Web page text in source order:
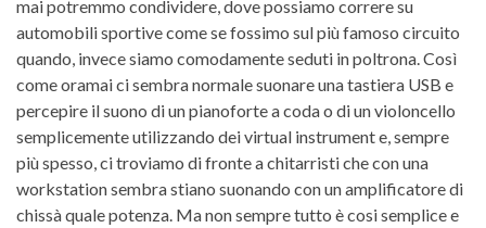
mai potremmo condividere, dove possiamo correre su
automobili sportive come se fossimo sul più famoso circuito
quando, invece siamo comodamente seduti in poltrona. Così
come oramai ci sembra normale suonare una tastiera USB e
percepire il suono di un pianoforte a coda o di un violoncello
semplicemente utilizzando dei virtual instrument e, sempre
più spesso, ci troviamo di fronte a chitarristi che con una
workstation sembra stiano suonando con un amplificatore di
chissà quale potenza. Ma non sempre tutto è cosi semplice e